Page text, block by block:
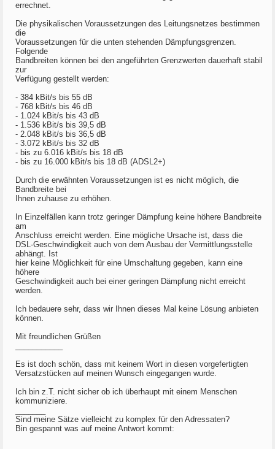
errechnet.
Die physikalischen Voraussetzungen des Leitungsnetzes bestimmen
die
Voraussetzungen für die unten stehenden Dämpfungsgrenzen.
Folgende
Bandbreiten können bei den angeführten Grenzwerten dauerhaft stabil
zur
Verfügung gestellt werden:
- 384 kBit/s bis 55 dB
- 768 kBit/s bis 46 dB
- 1.024 kBit/s bis 43 dB
- 1.536 kBit/s bis 39,5 dB
- 2.048 kBit/s bis 36,5 dB
- 3.072 kBit/s bis 32 dB
- bis zu 6.016 kBit/s bis 18 dB
- bis zu 16.000 kBit/s bis 18 dB (ADSL2+)
Durch die erwähnten Voraussetzungen ist es nicht möglich, die
Bandbreite bei
Ihnen zuhause zu erhöhen.
In Einzelfällen kann trotz geringer Dämpfung keine höhere Bandbreite
am
Anschluss erreicht werden. Eine mögliche Ursache ist, dass die
DSL-Geschwindigkeit auch von dem Ausbau der Vermittlungsstelle
abhängt. Ist
hier keine Möglichkeit für eine Umschaltung gegeben, kann eine
höhere
Geschwindigkeit auch bei einer geringen Dämpfung nicht erreicht
werden.
Ich bedauere sehr, dass wir Ihnen dieses Mal keine Lösung anbieten
können.
Mit freundlichen Grüßen
Es ist doch schön, dass mit keinem Wort in diesen vorgefertigten
Versatzstücken auf meinen Wunsch eingegangen wurde.
Ich bin z.T. nicht sicher ob ich überhaupt mit einem Menschen
kommuniziere.
Sind meine Sätze vielleicht zu komplex für den Adressaten?
Bin gespannt was auf meine Antwort kommt: